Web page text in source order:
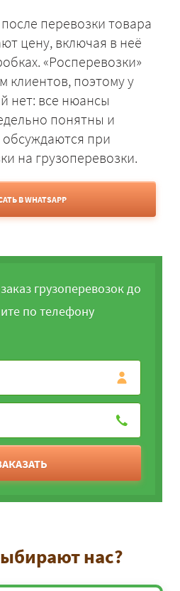
перевозки товара
цену, включая в неё
«Росперевозки»
клиентов, поэтому у
нет: все нюансы
понятны и
при
на грузоперевозки.
В WHATSAPP
грузоперевозок до
по телефону
нас?